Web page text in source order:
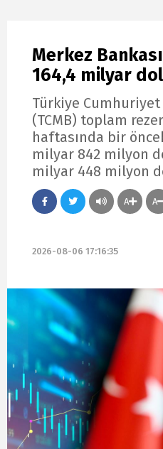
Merkez
164,4 milyar
Türkiye Cumhuriyet
(TCMB) toplam
haftasında bir
milyar 842 milyon
milyar 448 milyon
A A
2026-08-06 17:16:35